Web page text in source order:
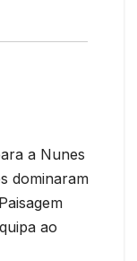
a Nunes
dominaram
ao